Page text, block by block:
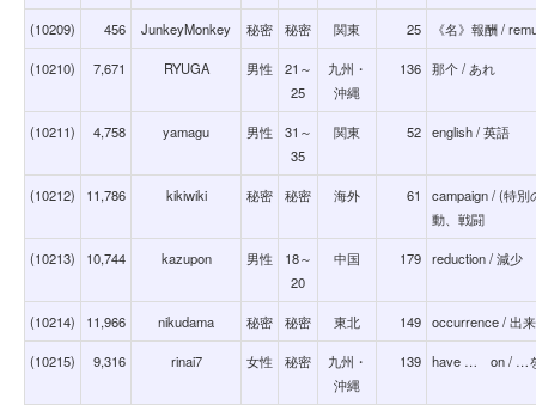
(10209) 456 JunkeyMonkey 秘密 秘密 関東 25 《名》報酬 /
(10210) 7,671 RYUGA 男性
21～
25
九州・
沖縄
136 那个 / あれ
(10211) 4,758 yamagu 男性
31～
35
関東 52 english / 英語
(10212) 11,786 kikiwiki 秘密 秘密 海外 61
campaign / (特別
動、戦闘
(10213) 10,744 kazupon 男性
18～
20
中国 179 reduction / 減少
(10214) 11,966 nikudama 秘密 秘密 東北 149 occurrence / 出
(10215) 9,316 rinai7 女性 秘密
九州・
沖縄
139 have … on / …